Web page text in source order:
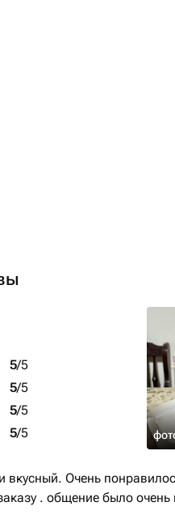
5/5
5/5
5/5
5/5
вкусный. Очень
. общение было